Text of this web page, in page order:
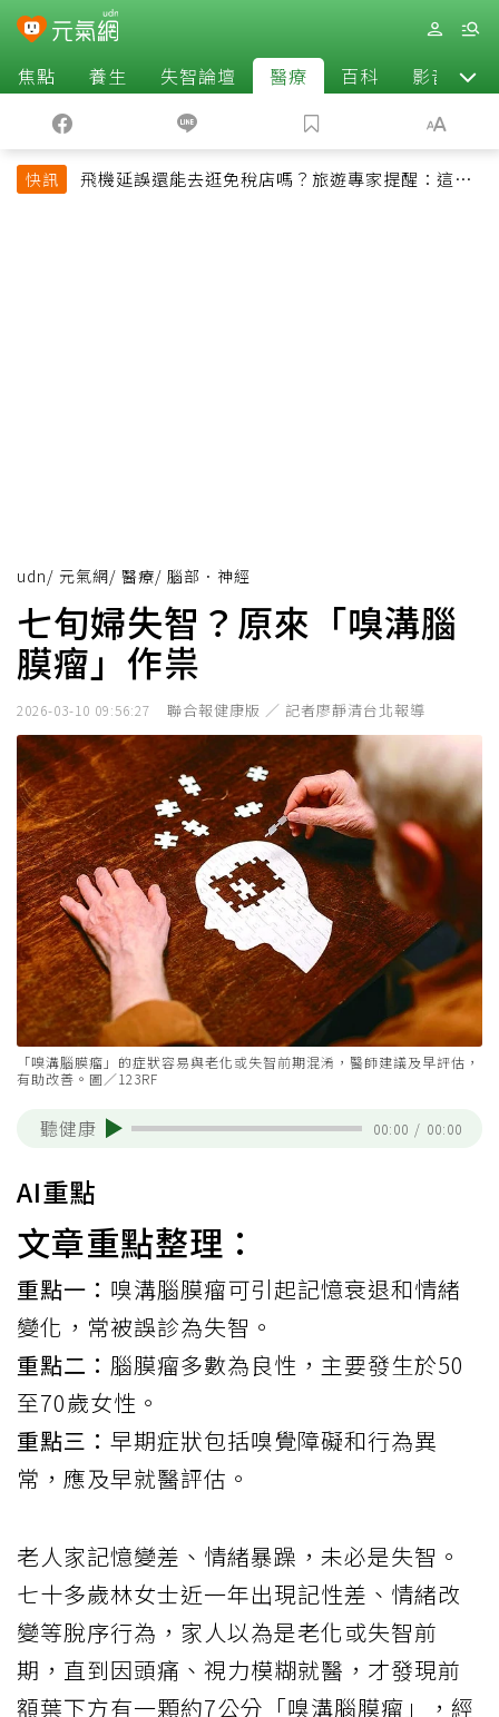
焦點 養生 失智論壇 醫療 百科 影音
快訊
飛機延誤還能去逛免稅店嗎？旅遊專家提醒：這個
udn/ 元氣網/ 醫療/ 腦部．神經
七旬婦失智？原來「嗅溝腦
膜瘤」作祟
2026-03-10 09:56:27 聯合報健康版 ／ 記者廖靜清台北報導
「嗅溝腦膜瘤」的症狀容易與老化或失智前期混淆，醫師建議及早評估，
有助改善。圖／123RF
聽健康 00:00 / 00:00
AI重點
文章重點整理：
重點一： 嗅溝腦膜瘤可引起記憶衰退和情緒
變化，常被誤診為失智。
重點二： 腦膜瘤多數為良性，主要發生於50
至70歲女性。
重點三： 早期症狀包括嗅覺障礙和行為異
常，應及早就醫評估。
老人家記憶變差、情緒暴躁，未必是失智。
七十多歲林女士近一年出現記性差、情緒改
變等脫序行為，家人以為是老化或失智前
期，直到因頭痛、視力模糊就醫，才發現前
額葉下方有一顆約7公分「嗅溝腦膜瘤」，經